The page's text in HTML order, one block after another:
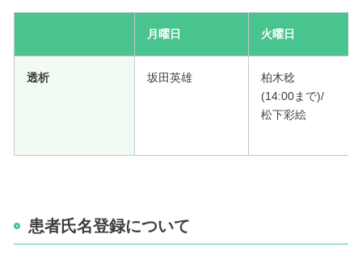
月曜日 火曜日
透析 坂田英雄
柏木稔
(14:00まで)/
松下彩絵
患者氏名登録について